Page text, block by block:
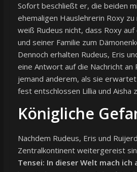
Sofort beschließt er, die beiden
ehemaligen Hauslehrerin Roxy zu
weiß Rudeus nicht, dass Roxy auf
und seiner Familie zum
Dennoch erhalten Rudeus, Eris
eine Antwort auf die Nachricht an
jemand anderem, als sie
fest entschlossen Lillia und Aisha
Königliche
Nachdem Rudeus, Eris und
Zentralkontinent weitergereist
Tensei: In dieser Welt mach ich